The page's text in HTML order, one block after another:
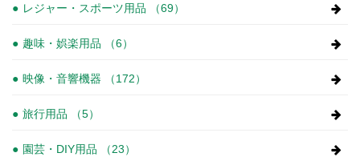
レジャー・スポーツ用品 （69）
趣味・娯楽用品 （6）
映像・音響機器 （172）
旅行用品 （5）
園芸・DIY用品 （23）